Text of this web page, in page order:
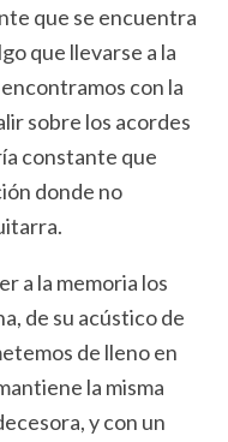
que se encuentra
que llevarse a la
con la
sobre los acordes
constante que
donde no
a la memoria los
de su acústico de
de lleno en
la misma
y con un